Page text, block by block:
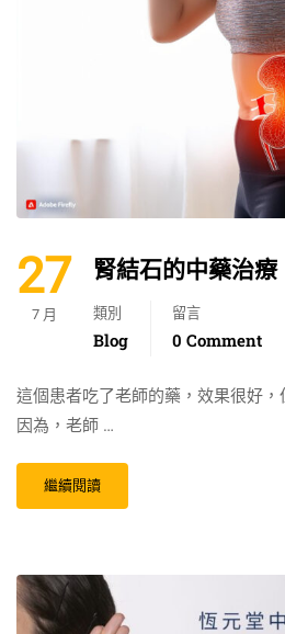
27
7 月
腎結石的中藥治療
類別
Blog
留言
0 Comment
這個患者吃了老師的藥，效果很好
因為，老師 …
繼續閱讀